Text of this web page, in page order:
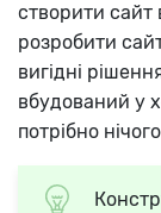
створити сайт
розробити
вигідні
вбудований у
потрібно